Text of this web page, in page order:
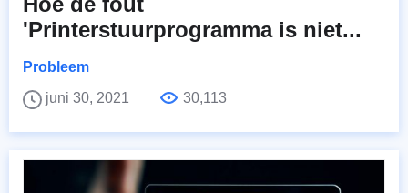
'Printerstuurprogramma is niet...
Probleem
juni 30, 2021
30,113